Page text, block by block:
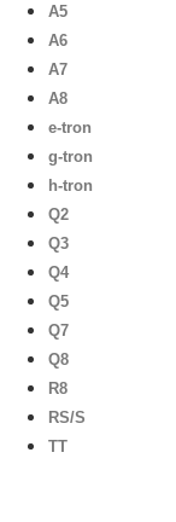
A5
A6
A7
A8
e-tron
g-tron
h-tron
Q2
Q3
Q4
Q5
Q7
Q8
R8
RS/S
TT